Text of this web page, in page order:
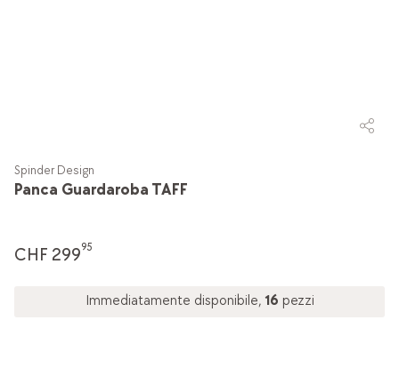
Panca Guardaroba TAFF
Spinder Design
CHF 29995
Immediatamente disponibile,16 pezzi